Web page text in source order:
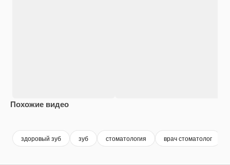
Похожие видео
здоровый зуб зуб стоматология врач стоматолог